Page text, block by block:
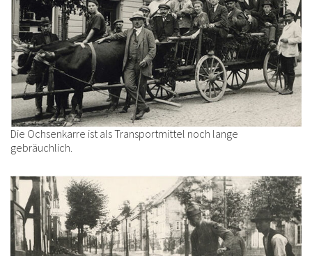
Die Ochsenkarre ist als Transportmittel noch lange
gebräuchlich.